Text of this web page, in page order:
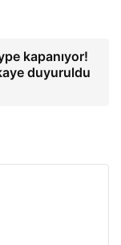
kapanıyor!
duyuruldu